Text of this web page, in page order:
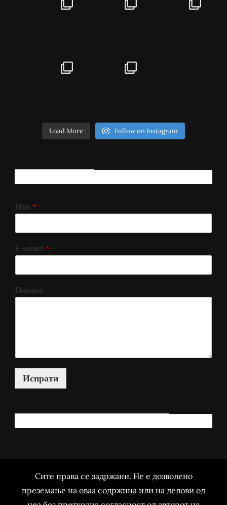
Load More Follow on Instagram
Име *
Е-маил *
Порака
Испрати
Сите права се задржани. Не е дозволено
преземање на оваа содржина или на делови од